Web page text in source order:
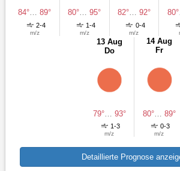
84°… 89°
2-4
m/z
80°… 95°
1-4
m/z
82°… 92°
0-4
m/z
80°
13 Aug
Do
79°… 93°
1-3
m/z
14 Aug
Fr
80°… 89°
0-3
m/z
Detaillierte Prognose